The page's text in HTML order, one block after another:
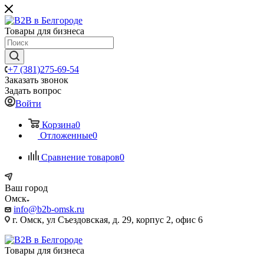
Товары для бизнеса
+7 (381)275-69-54
Заказать звонок
Задать вопрос
Войти
Корзина0
Отложенные0
Сравнение товаров0
Ваш город
Омск
info@b2b-omsk.ru
г. Омск, ул Съездовская, д. 29, корпус 2, офис 6
Товары для бизнеса